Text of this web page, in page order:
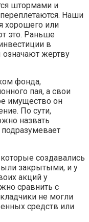
штормами и
Наши
хорошего или
это. Раньше
в
означают жертву
фонда,
пая, а свои
имущество он
По сути,
назвать
создавались
закрытыми, и у
акций у
сравнить с
не могли
средств или